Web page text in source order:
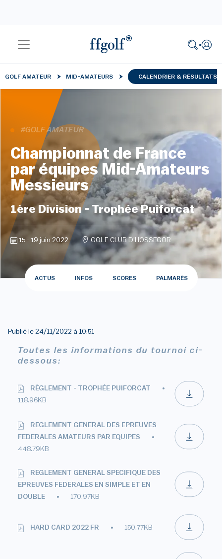
GOLF AMATEUR MID-AMATEURS CALENDRIER & RÉSULTATS
#GOLF AMATEUR
Championnat de France
par équipes Mid-Amateurs
Messieurs
1ère Division - Trophée Puiforcat
15 - 19 juin 2022 GOLF CLUB D'HOSSEGOR
ACTUS INFOS SCORES PALMARÈS
Publié le 24/11/2022 à 10:51
Toutes les informations du tournoi ci-
dessous:
RÈGLEMENT - TROPHÉE PUIFORCAT
118.96KB
REGLEMENT GENERAL DES EPREUVES
FEDERALES AMATEURS PAR EQUIPES
448.79KB
REGLEMENT GENERAL SPECIFIQUE DES
EPREUVES FEDERALES EN SIMPLE ET EN
DOUBLE
170.97KB
HARD CARD 2022 FR 150.77KB